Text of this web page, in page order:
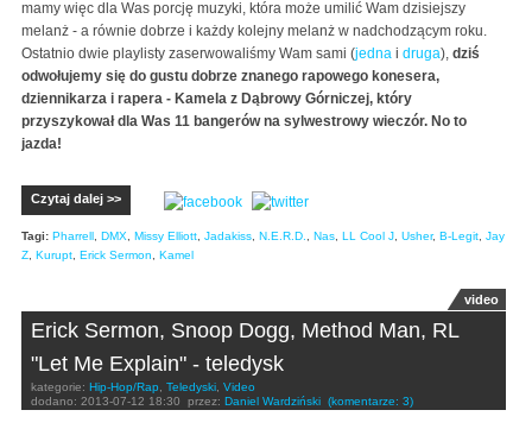
mamy więc dla Was porcję muzyki, która może umilić Wam dzisiejszy
melanż - a równie dobrze i każdy kolejny melanż w nadchodzącym roku.
Ostatnio dwie playlisty zaserwowaliśmy Wam sami (jedna i druga), dziś
odwołujemy się do gustu dobrze znanego rapowego konesera,
dziennikarza i rapera - Kamela z Dąbrowy Górniczej, który
przyszykował dla Was 11 bangerów na sylwestrowy wieczór. No to
jazda!
Czytaj dalej >>
Tagi: Pharrell DMX Missy Elliott Jadakiss N.E.R.D. Nas LL Cool J Usher, B-Legit Jay
Z Kurupt Erick Sermon Kamel
video
Erick Sermon, Snoop Dogg, Method Man, RL
"Let Me Explain" - teledysk
kategorie: Hip-Hop/Rap Teledyski Video
dodano: 2013-07-12 18:30 przez: Daniel Wardziński (komentarze: 3)